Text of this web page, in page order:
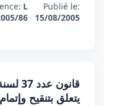
Publié le:
15/08/2005
L
86
يتعلق بتنقيح